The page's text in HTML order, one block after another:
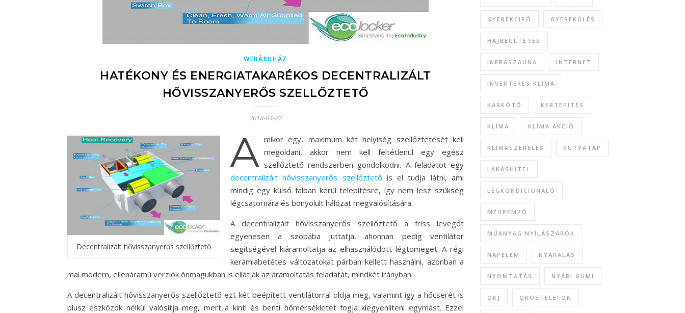
WEBÁRUHÁZ
HATÉKONY ÉS ENERGIATAKARÉKOS DECENTRALIZÁLT
HŐVISSZANYERŐS SZELLŐZTETŐ
2018-04-22
Decentralizált hővisszanyerős szellőztető
A mikor egy, maximum két helyiség szellőztetését kell
megoldani, akkor nem kell feltétlenül egy egész
szellőztető rendszerben gondolkodni. A feladatot egy
decentralizált hővisszanyerős szellőztetőis el tudja látni, ami
mindig egy külső falban kerül telepítésre, így nem lesz szükség
légcsatornára és bonyolult hálózat megvalósítására.
A decentralizált hővisszanyerős szellőztető a friss levegőt
egyenesen a szobába juttatja, ahonnan pedig ventilátor
segítségével kiáramoltatja az elhasználódott légtömeget. A régi
kerámiabetétes változatokat párban kellett használni, azonban a
mai modern, ellenáramú verziók önmagukban is ellátják az áramoltatás feladatát, mindkét irányban.
A decentralizált hővisszanyerős szellőztető ezt két beépített ventilátorral oldja meg, valamint így a hőcserét is
plusz eszközök nélkül valósítja meg, mert a kinti és benti hőmérsékletet fogja kiegyenlíteni egymást. Ezzel
GYEREKCIPŐ GYEREKÜLÉS
HAJBEÜLTETÉS
INFRASZAUNA INTERNET
INVERTERES KLÍMA
KARKÖTŐ KERTÉPÍTÉS
KLÍMA KLÍMA AKCIÓ
KLÍMASZERELÉS KUTYATÁP
LAKÁSHITEL
LÉGKONDICIONÁLÓ
MÉHPEMPŐ
MŰANYAG NYÍLÁSZÁRÓK
NAPELEM NYARALÁS
NYOMTATÁS NYÁRI GUMI
OKJ OKOSTELEFON